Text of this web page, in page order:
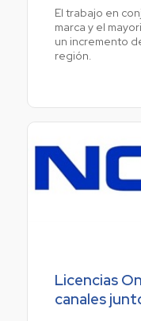
El trabajo en
marca y el
un incremento
región.
Licencias
canales